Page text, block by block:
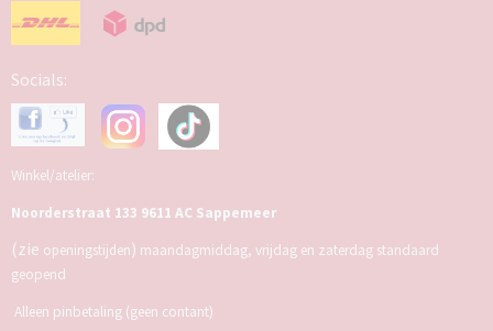
Socials:
Winkel/atelier:
Noorderstraat 133 9611 AC Sappemeer
(zie openingstijden) maandagmiddag, vrijdag en zaterdag standaard
geopend
Alleen pinbetaling (geen contant)